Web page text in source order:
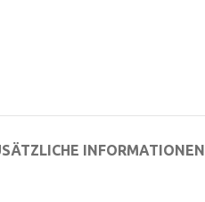
INFORMATIONEN